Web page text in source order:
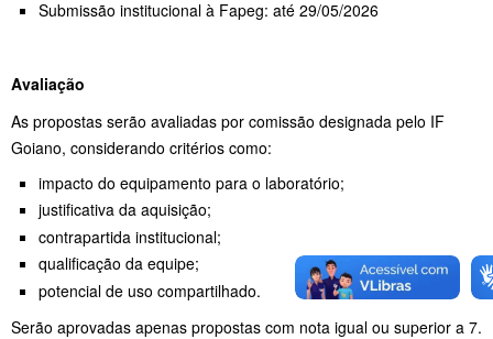
Submissão institucional à Fapeg: até 29/05/2026
Avaliação
As propostas serão avaliadas por comissão designada pelo IF
Goiano, considerando critérios como:
impacto do equipamento para o laboratório;
justificativa da aquisição;
contrapartida institucional;
qualificação da equipe;
potencial de uso compartilhado.
Serão aprovadas apenas propostas com nota igual ou superior a 7.